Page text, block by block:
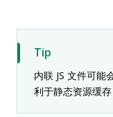
Tip
内联 JS 文件可能
利于静态资源缓存